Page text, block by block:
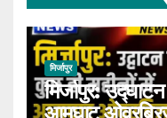
मिर्जापुर
मिर्जापुर:
आमघाट